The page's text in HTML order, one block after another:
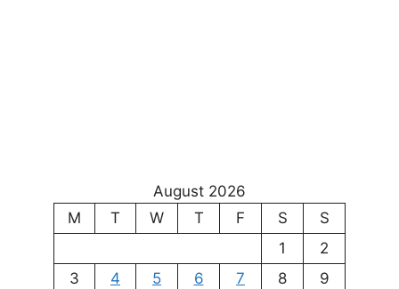
August 2026
M
T W T F S
S
1
2
3
4 5 6 7 8
9